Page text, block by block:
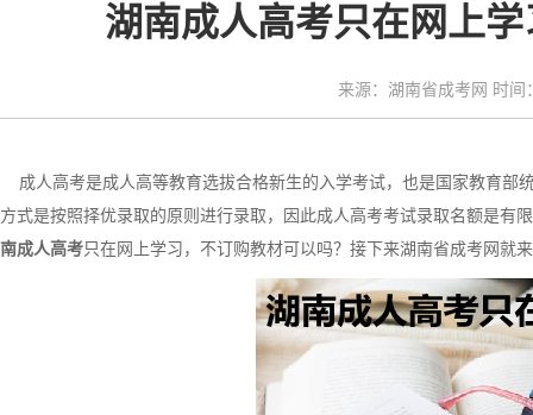
湖南成人高考只在网上
来源：湖南省成考网 时间
成人高考是成人高等教育选拔合格新生的入学考试，也是国家教育部
方式是按照择优录取的原则进行录取，因此成人高考考试录取名额是有
南成人高考只在网上学习，不订购教材可以吗？接下来湖南省成考网就